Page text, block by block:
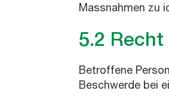
Massnahmen zu
5.2
Betroffene
Beschwerde bei